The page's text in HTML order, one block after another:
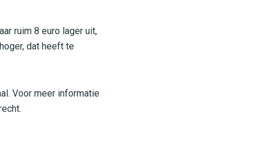
ruim 8 euro lager uit,
dat heeft te
Voor meer informatie